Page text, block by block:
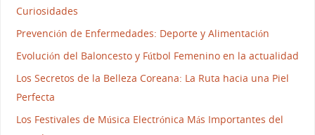
Curiosidades
Prevención de Enfermedades: Deporte y Alimentación
Evolución del Baloncesto y Fútbol Femenino en la actualidad
Los Secretos de la Belleza Coreana: La Ruta hacia una Piel
Perfecta
Los Festivales de Música Electrónica Más Importantes del